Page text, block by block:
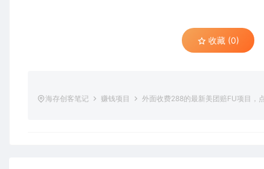
收藏 (0)
海存创客笔记 赚钱项目 外面收费288的最新美团赔FU项目，